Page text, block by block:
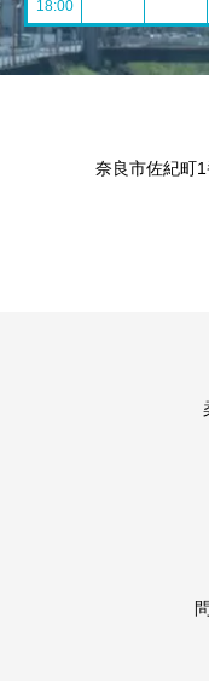
18:00
奈良市佐紀町